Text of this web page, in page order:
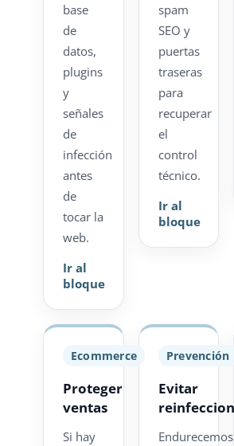
base
de
datos,
plugins
y
señales
de
infección
antes
de
tocar la
web.
Ir al
bloque
spam
SEO y
puertas
traseras
para
recuperar
el
control
técnico.
Ir al
bloque
Ecommerce
Proteger
ventas
Si hay
Prevención
Evitar
Endurecemos